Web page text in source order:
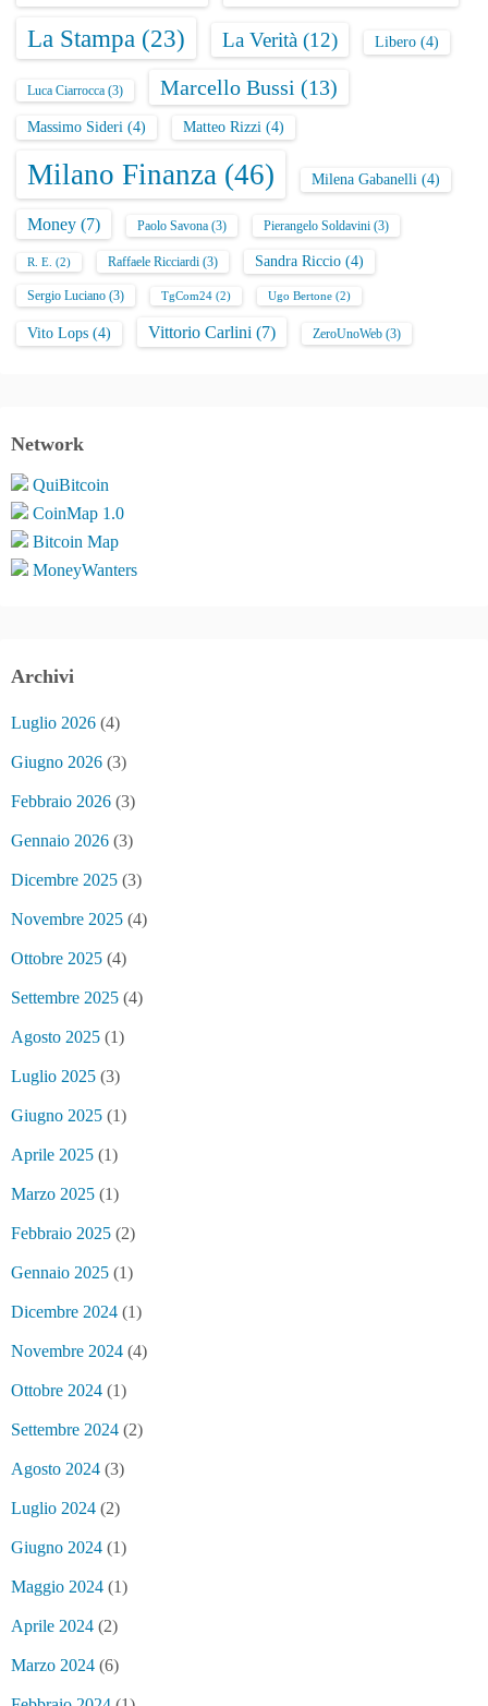
La Stampa (23) La Verità (12) Libero (4)
Luca Ciarrocca (3) Marcello Bussi (13)
Massimo Sideri (4) Matteo Rizzi (4)
Milano Finanza (46) Milena Gabanelli (4)
Money (7) Paolo Savona (3) Pierangelo Soldavini (3)
R. E. (2) Raffaele Ricciardi (3) Sandra Riccio (4)
Sergio Luciano (3) TgCom24 (2) Ugo Bertone (2)
Vito Lops (4) Vittorio Carlini (7) ZeroUnoWeb (3)
Network
QuiBitcoin
CoinMap 1.0
Bitcoin Map
MoneyWanters
Archivi
Luglio 2026 (4)
Giugno 2026 (3)
Febbraio 2026 (3)
Gennaio 2026 (3)
Dicembre 2025 (3)
Novembre 2025 (4)
Ottobre 2025 (4)
Settembre 2025 (4)
Agosto 2025 (1)
Luglio 2025 (3)
Giugno 2025 (1)
Aprile 2025 (1)
Marzo 2025 (1)
Febbraio 2025 (2)
Gennaio 2025 (1)
Dicembre 2024 (1)
Novembre 2024 (4)
Ottobre 2024 (1)
Settembre 2024 (2)
Agosto 2024 (3)
Luglio 2024 (2)
Giugno 2024 (1)
Maggio 2024 (1)
Aprile 2024 (2)
Marzo 2024 (6)